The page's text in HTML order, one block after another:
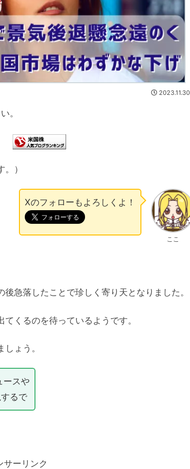
2023.11.30
。
）
ここ
Xのフォローもよろしくよ！
急落したことで珍しく寄り天となりました。
くるのを待っているようです。
ょう。
ースや
るで
サーリンク